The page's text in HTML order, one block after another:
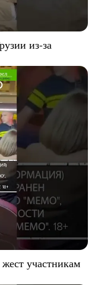
из-за
участникам